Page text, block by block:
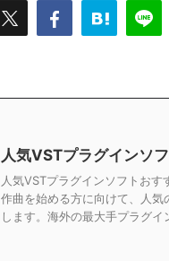
人気VSTプラグインソ
人気VSTプラグインソフトお
作曲を始める方に向けて、人
します。海外の最大手プラグ